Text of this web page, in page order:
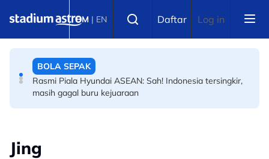
BM | EN Daftar Log in
PBSMM-Kelab Futsal PERINTIS perkukuh pembangunan
BOLA SEPAK
Rasmi Piala Hyundai ASEAN: Sah! Indonesia tersingkir,
masih gagal buru kejuaraan
Jing